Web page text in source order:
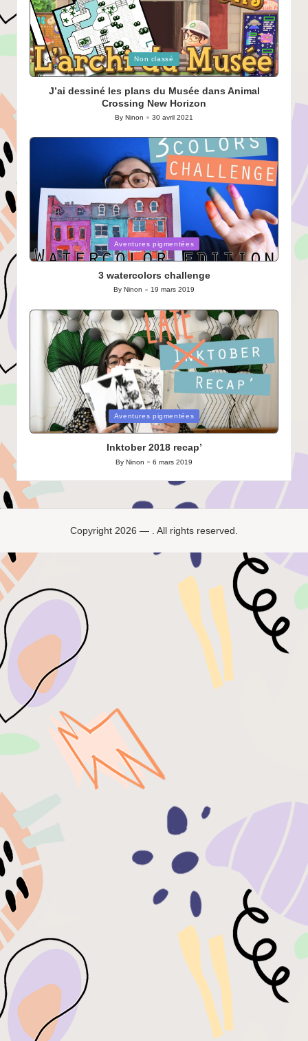
Posted
in
Non classé
J’ai dessiné les plans du Musée dans Animal
Crossing New Horizon
Posted
By Ninon 30 avril 2021
Posted
in
Aventures pigmentées
3 watercolors challenge
Posted
By Ninon 19 mars 2019
Posted
in
Aventures pigmentées
Inktober 2018 recap’
Posted
by
By Ninon 6 mars 2019
Copyright 2026 — . All rights reserved.